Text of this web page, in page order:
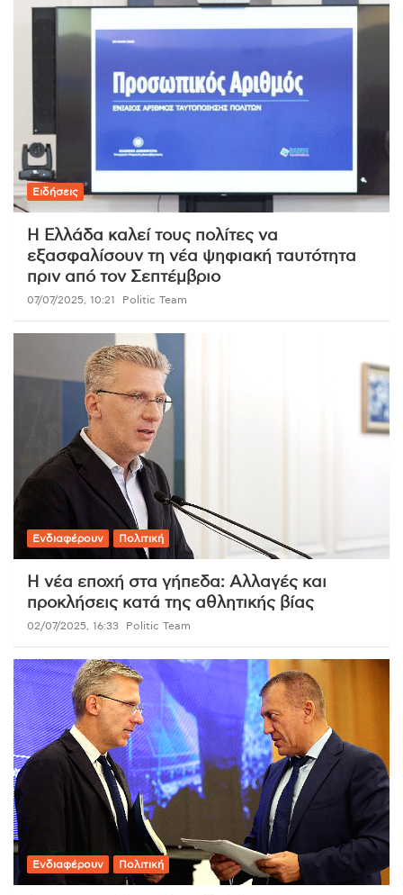
Ειδήσεις
Η Ελλάδα καλεί τους πολίτες να
εξασφαλίσουν τη νέα ψηφιακή ταυτότητα
πριν από τον Σεπτέμβριο
07/07/2025, 10:21 Politic Team
Ενδιαφέρουν Πολιτική
Η νέα εποχή στα γήπεδα: Αλλαγές και
προκλήσεις κατά της αθλητικής βίας
02/07/2025, 16:33 Politic Team
Ενδιαφέρουν Πολιτική